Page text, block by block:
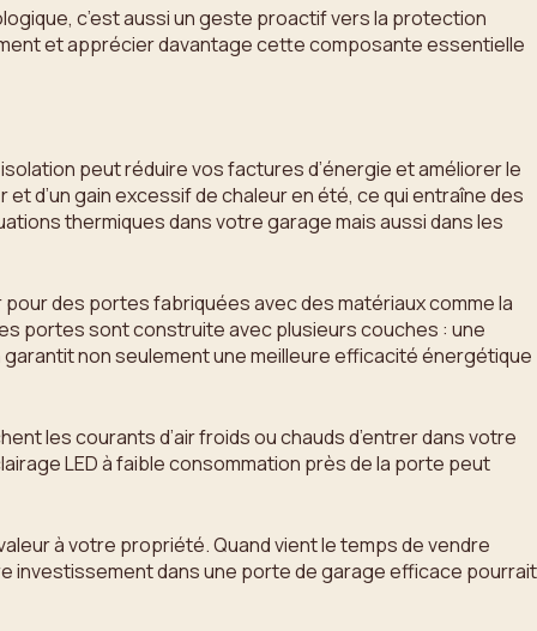
c’est aussi un geste proactif vers la protection
et apprécier davantage cette composante essentielle
peut réduire vos factures d’énergie et améliorer le
d’un gain excessif de chaleur en été, ce qui entraîne des
thermiques dans votre garage mais aussi dans les
des portes fabriquées avec des matériaux comme la
portes sont construite avec plusieurs couches : une
non seulement une meilleure efficacité énergétique
les courants d’air froids ou chauds d’entrer dans votre
LED à faible consommation près de la porte peut
à votre propriété. Quand vient le temps de vendre
dans une porte de garage efficace pourrait